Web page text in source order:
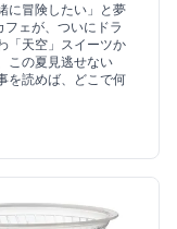
に冒険したい」と夢
フェが、ついにドラ
「天空」スイーツか
この夏見逃せない
を読めば、どこで何